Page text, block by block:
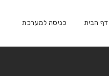
כניסה למערכת דף הבית